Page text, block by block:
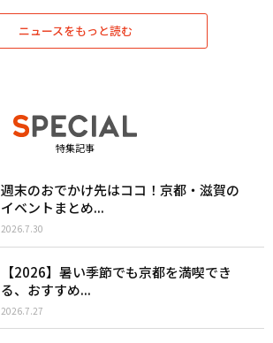
ニュースをもっと読む
特集記事
週末のおでかけ先はココ！京都・滋賀の
イベントまとめ...
2026.7.30
【2026】暑い季節でも京都を満喫でき
る、おすすめ...
2026.7.27